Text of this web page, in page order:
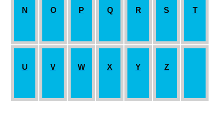
N O P Q R S T
U V W X Y Z